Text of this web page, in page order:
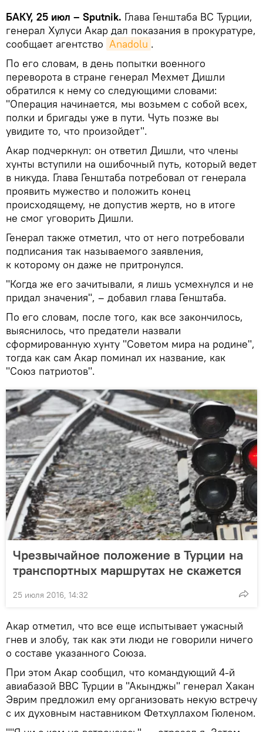
БАКУ, 25 июл – Sputnik. Глава Генштаба ВС Турции,
генерал Хулуси Акар дал показания в прокуратуре,
сообщает агентство Anadolu .
По его словам, в день попытки военного
переворота в стране генерал Мехмет Дишли
обратился к нему со следующими словами:
"Операция начинается, мы возьмем с собой всех,
полки и бригады уже в пути. Чуть позже вы
увидите то, что произойдет".
Акар подчеркнул: он ответил Дишли, что члены
хунты вступили на ошибочный путь, который ведет
в никуда. Глава Генштаба потребовал от генерала
проявить мужество и положить конец
происходящему, не допустив жертв, но в итоге
не смог уговорить Дишли.
Генерал также отметил, что от него потребовали
подписания так называемого заявления,
к которому он даже не притронулся.
"Когда же его зачитывали, я лишь усмехнулся и не
придал значения", – добавил глава Генштаба.
По его словам, после того, как все закончилось,
выяснилось, что предатели назвали
сформированную хунту "Советом мира на родине",
тогда как сам Акар поминал их название, как
"Союз патриотов".
Чрезвычайное положение в Турции на
транспортных маршрутах не скажется
25 июля 2016, 14:32
Акар отметил, что все еще испытывает ужасный
гнев и злобу, так как эти люди не говорили ничего
о составе указанного Союза.
При этом Акар сообщил, что командующий 4-й
авиабазой ВВС Турции в "Акынджы" генерал Хакан
Эврим предложил ему организовать некую встречу
с их духовным наставником Фетхуллахом Гюленом.